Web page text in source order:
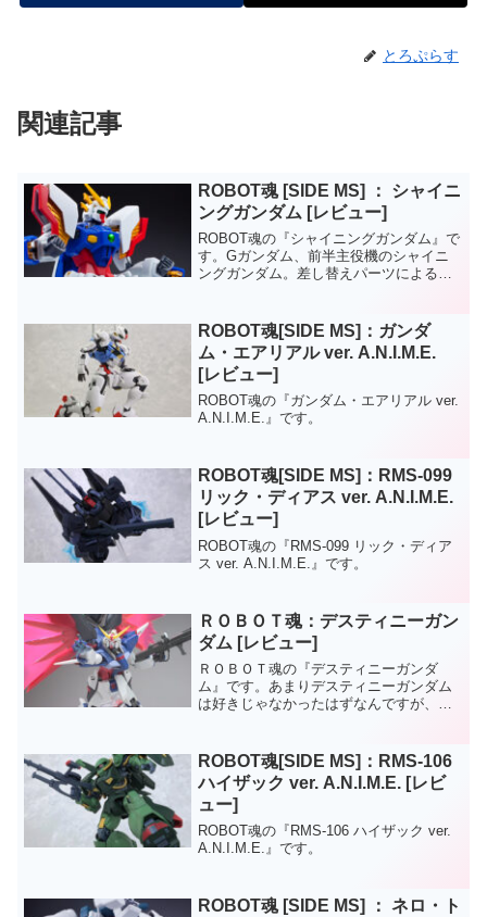
とろぷらす
関連記事
ROBOT魂 [SIDE MS] ： シャイニ
ングガンダム [レビュー]
ROBOT魂の『シャイニングガンダム』で
す。Gガンダム、前半主役機のシャイニ
ングガンダム。差し替えパーツによるギ
されたゴッドガンダム譲りの格闘アクシ
ョンの可動に特化したフ...
ROBOT魂[SIDE MS]：ガンダ
ム・エアリアル ver. A.N.I.M.E.
[レビュー]
ROBOT魂の『ガンダム・エアリアル ver.
A.N.I.M.E.』です。
ROBOT魂[SIDE MS]：RMS-099
リック・ディアス ver. A.N.I.M.E.
[レビュー]
ROBOT魂の『RMS-099 リック・ディア
ス ver. A.N.I.M.E.』です。
ＲＯＢＯＴ魂：デスティニーガン
ダム [レビュー]
ＲＯＢＯＴ魂の『デスティニーガンダ
ム』です。あまりデスティニーガンダム
は好きじゃなかったはずなんですが、Ｒ
待をこめて購入。付属品も多く、遊びが
いのあるアイテムになってい...
ROBOT魂[SIDE MS]：RMS-106
ハイザック ver. A.N.I.M.E. [レビ
ュー]
ROBOT魂の『RMS-106 ハイザック ver.
A.N.I.M.E.』です。
ROBOT魂 [SIDE MS] ： ネロ・ト